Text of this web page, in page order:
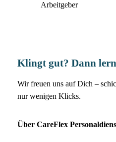
Arbeitgeber
Klingt gut? Dann
Wir freuen uns auf Dich –
nur wenigen Klicks.
Über CareFlex